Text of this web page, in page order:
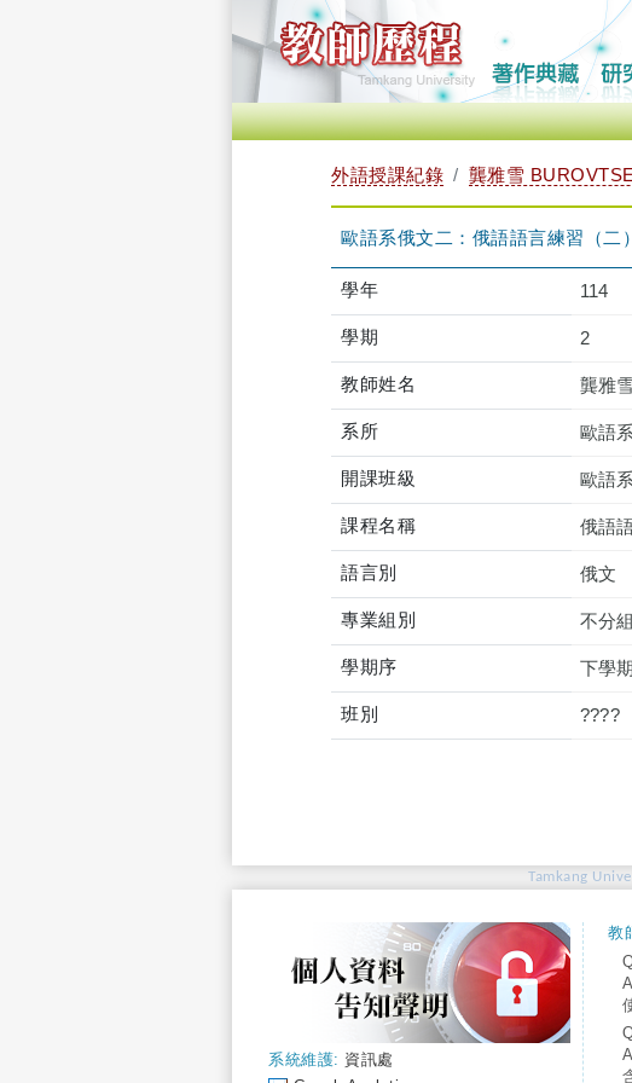
外語授課紀錄 龔雅雪
歐語系俄文二：俄語語言練習（二
學年 114
學期 2
教師姓名 龔雅雪
系所 歐語系
開課班級 歐語
課程名稱 俄語
語言別 俄文
專業組別 不分組
學期序 下學期
班別 ????
Tamkang
系統維護: 資訊處
教